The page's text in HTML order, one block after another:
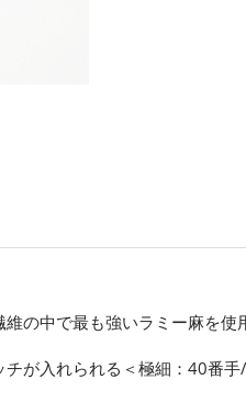
の中で最も強いラミー麻を使
が入れられる＜極細：40番